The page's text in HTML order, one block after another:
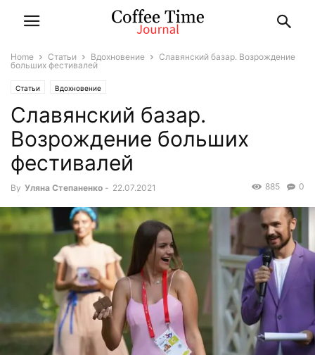
Home Статьи Вдохновение
Славянский базар. Возрождение
больших фестивалей
Статьи Вдохновение
Славянский базар.
Возрождение больших
фестивалей
By Уляна Степаненко - 22.07.2021 0
885